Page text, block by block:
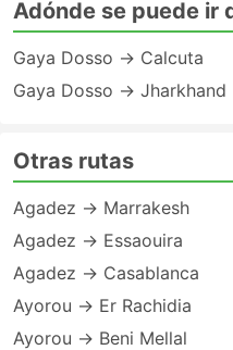
Adónde se puede ir
Gaya Dosso → Calcuta
Gaya Dosso → Jharkhand
Otras rutas
Agadez → Marrakesh
Agadez → Essaouira
Agadez → Casablanca
Ayorou → Er Rachidia
Ayorou → Beni Mellal